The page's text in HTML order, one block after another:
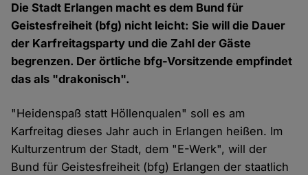
Die Stadt Erlangen macht es dem Bund für
Geistesfreiheit (bfg) nicht leicht: Sie will die Dauer
der Karfreitagsparty und die Zahl der Gäste
begrenzen. Der örtliche bfg-Vorsitzende empfindet
das als "drakonisch".
"Heidenspaß statt Höllenqualen" soll es am
Karfreitag dieses Jahr auch in Erlangen heißen. Im
Kulturzentrum der Stadt, dem "E-Werk", will der
Bund für Geistesfreiheit (bfg) Erlangen der staatlich